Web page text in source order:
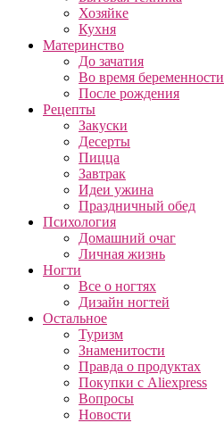
Хозяйке
Кухня
Материнство
До зачатия
Во время беременности
После рождения
Рецепты
Закуски
Десерты
Пицца
Завтрак
Идеи ужина
Праздничный обед
Психология
Домашний очаг
Личная жизнь
Ногти
Все о ногтях
Дизайн ногтей
Остальное
Туризм
Знаменитости
Правда о продуктах
Покупки с Aliexpress
Вопросы
Новости